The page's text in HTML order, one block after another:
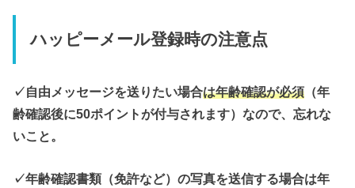
ハッピーメール登録時の注意点
✓自由メッセージを送りたい場合は年齢確認が必須 （年
齢確認後に50ポイントが付与されます）なので、忘れな
いこと。
✓年齢確認書類（免許など）の写真を送信する場合は年